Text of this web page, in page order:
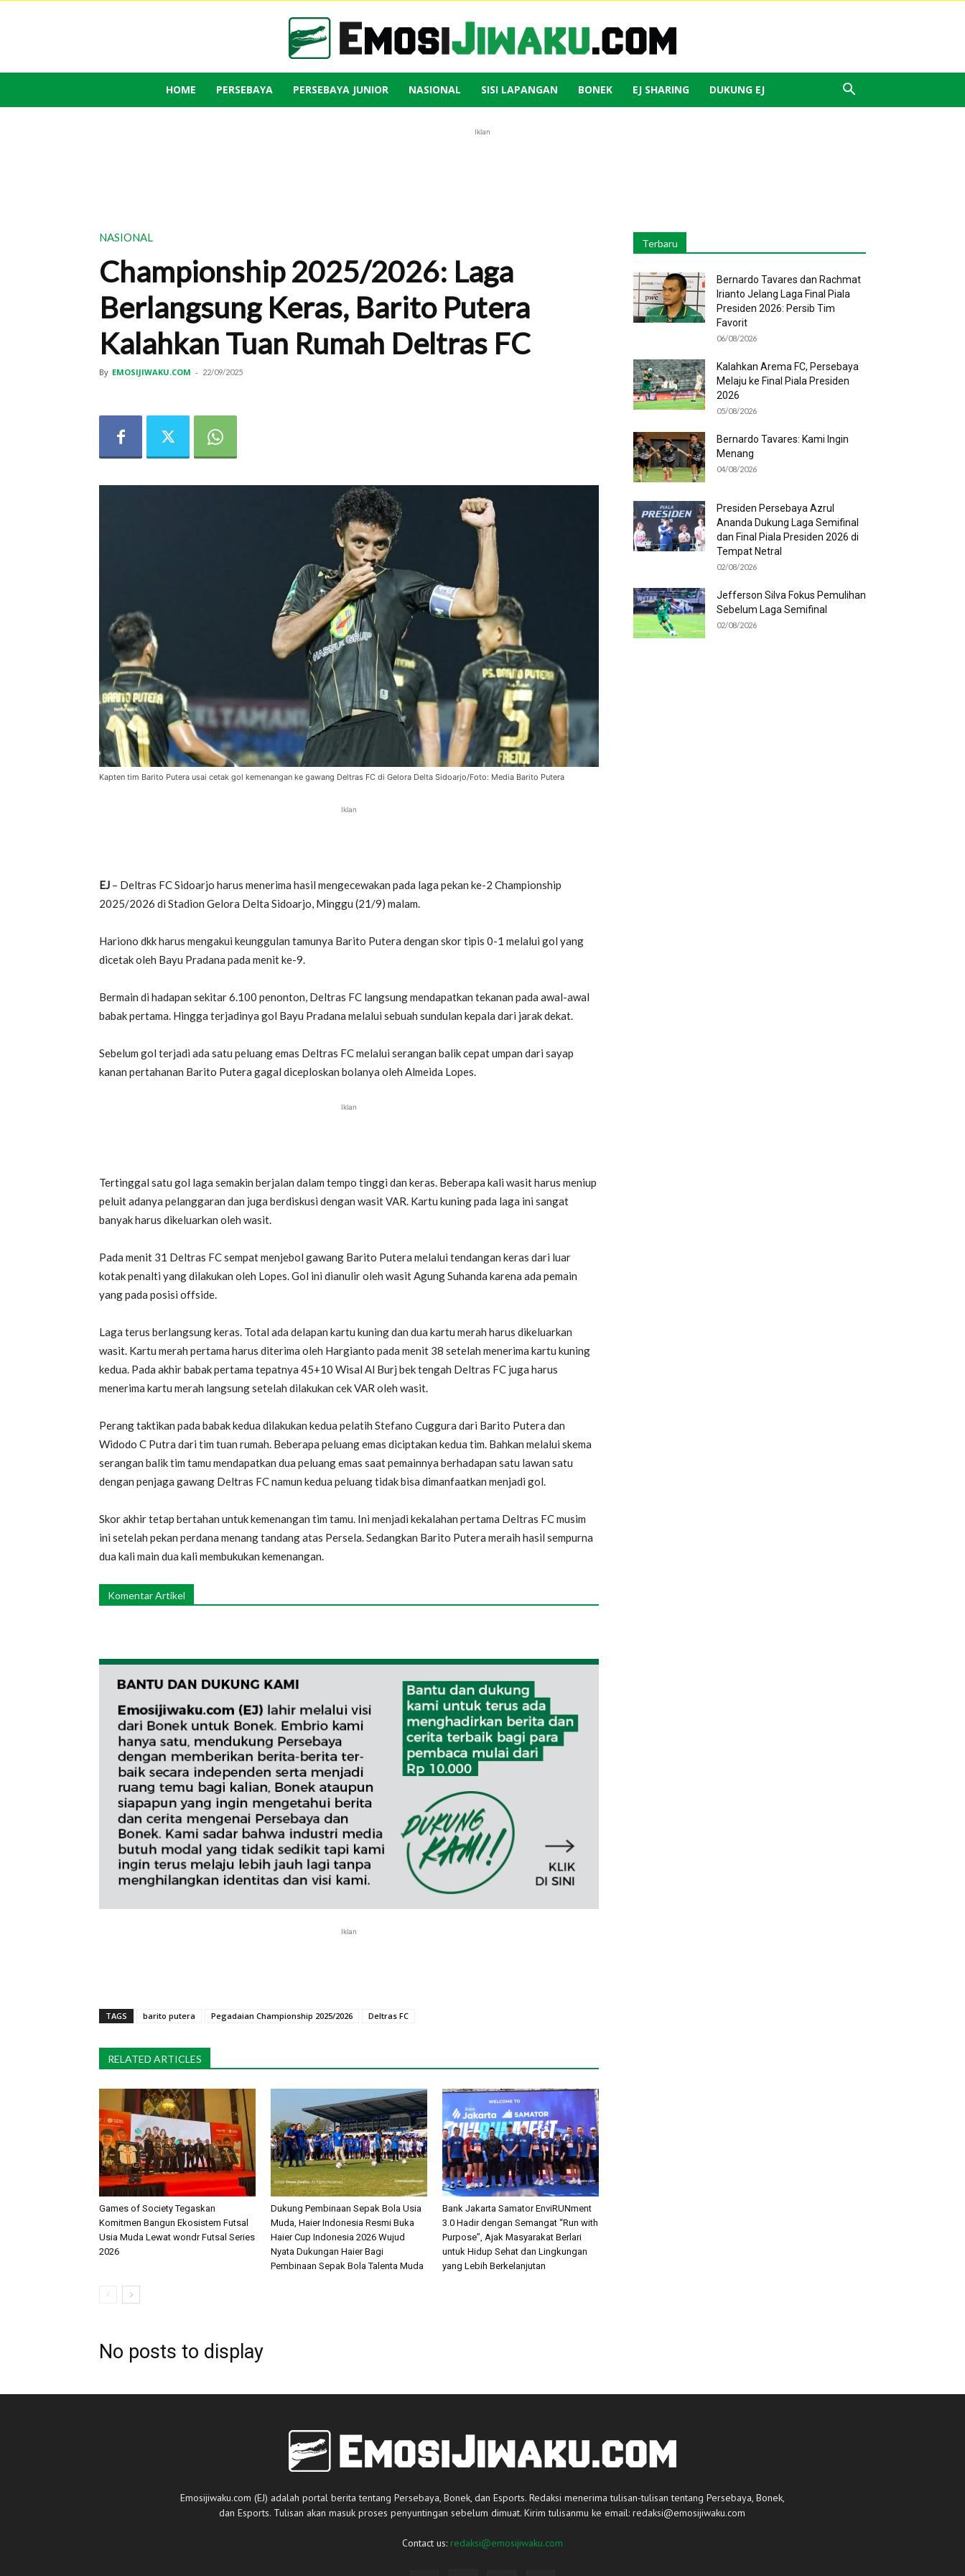
Emosi
HOME PERSEBAYA PERSEBAYA JUNIOR NASIONAL SISI LAPANGAN BONEK EJ SHARING DUKUNG EJ
Iklan
NASIONAL
Championship 2025/2026: Laga
Berlangsung Keras, Barito Putera
Kalahkan Tuan Rumah Deltras FC
By EMOSIJIWAKU.COM - 22/09/2025
Kapten tim Barito Putera usai cetak gol kemenangan ke gawang Deltras FC di Gelora Delta Sidoarjo/Foto: Media Barito Putera
Iklan
EJ – Deltras FC Sidoarjo harus menerima hasil mengecewakan pada laga pekan ke-2 Championship
2025/2026 di Stadion Gelora Delta Sidoarjo, Minggu (21/9) malam.
Hariono dkk harus mengakui keunggulan tamunya Barito Putera dengan skor tipis 0-1 melalui gol yang
dicetak oleh Bayu Pradana pada menit ke-9.
Bermain di hadapan sekitar 6.100 penonton, Deltras FC langsung mendapatkan tekanan pada awal-awal
babak pertama. Hingga terjadinya gol Bayu Pradana melalui sebuah sundulan kepala dari jarak dekat.
Sebelum gol terjadi ada satu peluang emas Deltras FC melalui serangan balik cepat umpan dari sayap
kanan pertahanan Barito Putera gagal diceploskan bolanya oleh Almeida Lopes.
Iklan
Tertinggal satu gol laga semakin berjalan dalam tempo tinggi dan keras. Beberapa kali wasit harus meniup
peluit adanya pelanggaran dan juga berdiskusi dengan wasit VAR. Kartu kuning pada laga ini sangat
banyak harus dikeluarkan oleh wasit.
Pada menit 31 Deltras FC sempat menjebol gawang Barito Putera melalui tendangan keras dari luar
kotak penalti yang dilakukan oleh Lopes. Gol ini dianulir oleh wasit Agung Suhanda karena ada pemain
yang pada posisi offside.
Laga terus berlangsung keras. Total ada delapan kartu kuning dan dua kartu merah harus dikeluarkan
wasit. Kartu merah pertama harus diterima oleh Hargianto pada menit 38 setelah menerima kartu kuning
kedua. Pada akhir babak pertama tepatnya 45+10 Wisal Al Burj bek tengah Deltras FC juga harus
menerima kartu merah langsung setelah dilakukan cek VAR oleh wasit.
Perang taktikan pada babak kedua dilakukan kedua pelatih Stefano Cuggura dari Barito Putera dan
Widodo C Putra dari tim tuan rumah. Beberapa peluang emas diciptakan kedua tim. Bahkan melalui skema
serangan balik tim tamu mendapatkan dua peluang emas saat pemainnya berhadapan satu lawan satu
dengan penjaga gawang Deltras FC namun kedua peluang tidak bisa dimanfaatkan menjadi gol.
Skor akhir tetap bertahan untuk kemenangan tim tamu. Ini menjadi kekalahan pertama Deltras FC musim
ini setelah pekan perdana menang tandang atas Persela. Sedangkan Barito Putera meraih hasil sempurna
dua kali main dua kali membukukan kemenangan.
Komentar Artikel
Iklan
TAGS barito putera Pegadaian Championship 2025/2026 Deltras FC
RELATED ARTICLES
Games of Society Tegaskan
Komitmen Bangun Ekosistem Futsal
Usia Muda Lewat wondr Futsal Series
2026 ​
Dukung Pembinaan Sepak Bola Usia
Muda, Haier Indonesia Resmi Buka
Haier Cup Indonesia 2026 Wujud
Nyata Dukungan Haier Bagi
Pembinaan Sepak Bola Talenta Muda
Bank Jakarta Samator EnviRUNment
3.0 Hadir dengan Semangat “Run with
Purpose”, Ajak Masyarakat Berlari
untuk Hidup Sehat dan Lingkungan
yang Lebih Berkelanjutan
No posts to display
Terbaru
Bernardo Tavares dan Rachmat
Irianto Jelang Laga Final Piala
Presiden 2026: Persib Tim
Favorit
06/08/2026
Kalahkan Arema FC, Persebaya
Melaju ke Final Piala Presiden
2026
05/08/2026
Bernardo Tavares: Kami Ingin
Menang
04/08/2026
Presiden Persebaya Azrul
Ananda Dukung Laga Semifinal
dan Final Piala Presiden 2026 di
Tempat Netral
02/08/2026
Jefferson Silva Fokus Pemulihan
Sebelum Laga Semifinal
02/08/2026
Emosijiwaku.com (EJ) adalah portal berita tentang Persebaya, Bonek, dan Esports. Redaksi menerima tulisan-tulisan tentang Persebaya, Bonek,
dan Esports. Tulisan akan masuk proses penyuntingan sebelum dimuat. Kirim tulisanmu ke email:redaksi@emosijiwaku.com
Contact us: redaksi@emosijiwaku.com